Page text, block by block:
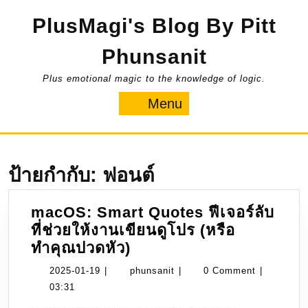
PlusMagi's Blog By Pitt
Phunsanit
Plus emotional magic to the knowledge of logic.
Menu
ป้ายกำกับ: ฟอนต์
macOS: Smart Quotes ฟีเจอร์ลับ
ที่ช่วยให้งานเขียนดูโปร (หรือ
ทำคุณปวดหัว)
Smart
2025-01-19 2025- phunsanit phunsanit0 Comment
03:31